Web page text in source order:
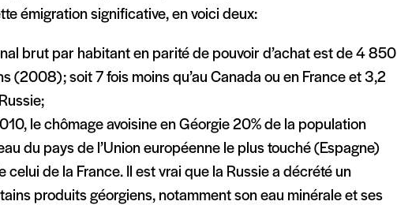
émigration significative, en voici deux:
brut par habitant en parité de pouvoir d’achat est de 4 850
(2008); soit 7 fois moins qu’au Canada ou en France et 3,2
le chômage avoisine en Géorgie 20% de la population
du pays de l’Union européenne le plus touché (Espagne)
celui de la France. Il est vrai que la Russie a décrété un
produits géorgiens, notamment son eau minérale et ses